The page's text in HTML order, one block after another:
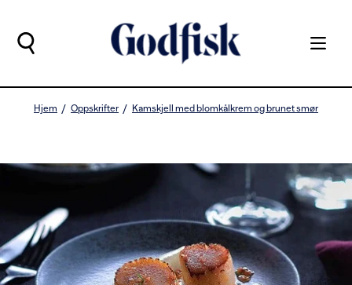
Hjem Oppskrifter Kamskjell med blomkålkrem og brunet smør